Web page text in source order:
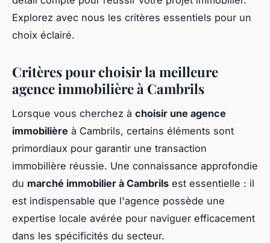
Explorez avec nous les critères essentiels pour un
choix éclairé.
Critères pour choisir la meilleure
agence immobilière à Cambrils
Lorsque vous cherchez à choisir une agence
immobilière à Cambrils, certains éléments sont
primordiaux pour garantir une transaction
immobilière réussie. Une connaissance approfondie
du marché immobilier à Cambrils est essentielle : il
est indispensable que l'agence possède une
expertise locale avérée pour naviguer efficacement
dans les spécificités du secteur.